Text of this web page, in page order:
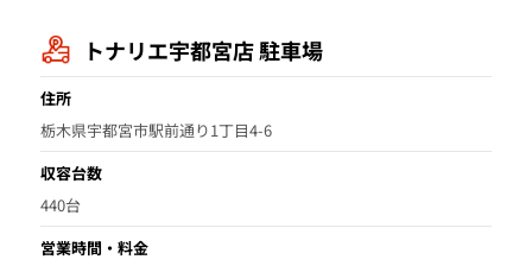
トナリエ宇都宮店 駐車場
住所
栃木県宇都宮市駅前通り1丁目4-6
収容台数
440台
営業時間・料金